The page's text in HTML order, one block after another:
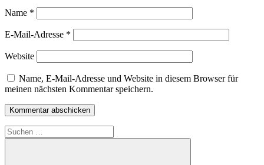
Name *
E-Mail-Adresse *
Website
Name, E-Mail-Adresse und Website in diesem Browser für
meinen nächsten Kommentar speichern.
Suchen
nach: